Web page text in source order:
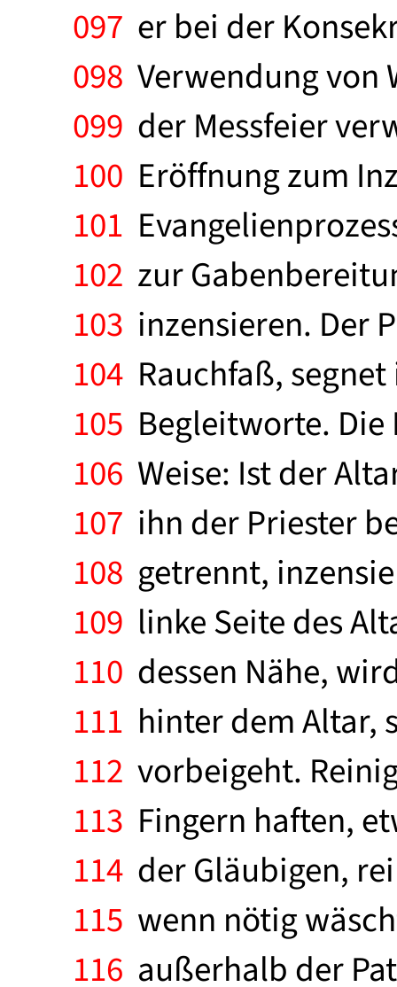
097 er bei der
098 Verwendung von
099 der Messfeier
100 Eröffnung zum
101
102 zur
103 inzensieren. Der
104 Rauchfaß,
105 Begleitworte.
106 Weise: Ist der
107 ihn der Priester
108 getrennt,
109 linke Seite des
110 dessen Nähe,
111 hinter dem Altar,
112 vorbeigeht.
113 Fingern haften,
114 der Gläubigen,
115 wenn nötig
116 außerhalb der